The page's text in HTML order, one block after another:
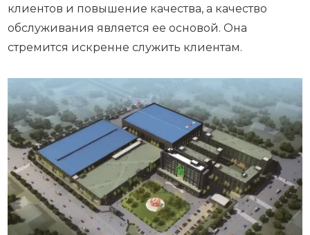
клиентов и повышение качества, а качество
обслуживания является ее основой. Она
стремится искренне служить клиентам.